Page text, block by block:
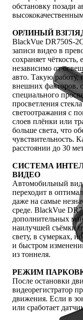
обстановку позади
ОРЛИНЫЙ
BlackVue DR750S-
записи видео в
сохраняет чёткость,
независимо от
авто. Такую работу,
внешних факторов,
специального
просветления
светоотражания с
слоев плёнки или
больше света, что
чувствительность.
расстоянии до 30
СИСТЕМА
ВИДЕО
Автомобильный
переходит в
даже на самые
среде. BlackVue
дополнительных
наилучшей съёмки
свету, в сумерках,
и быстром
из тоннеля.
РЕЖИМ
После остановки
видеорегистратор
движения. Если в
или сработает